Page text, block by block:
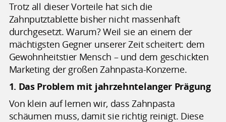
Trotz all dieser Vorteile hat sich die
Zahnputztablette bisher nicht massenhaft
durchgesetzt. Warum? Weil sie an einem der
mächtigsten Gegner unserer Zeit scheitert: dem
Gewohnheitstier Mensch – und dem geschickten
Marketing der großen Zahnpasta-Konzerne.
1. Das Problem mit jahrzehntelanger Prägung
Von klein auf lernen wir, dass Zahnpasta
schäumen muss, damit sie richtig reinigt. Diese